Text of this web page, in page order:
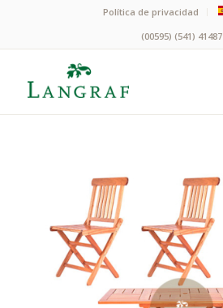
Política de privacidad
(00595) (541) 41487